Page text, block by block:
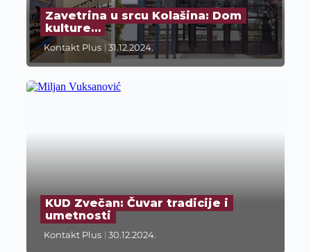
Zavetrina u srcu Kolašina: Dom
kulture…
Kontakt Plus 31.12.2024.
KUD Zvečan: Čuvar tradicije i
umetnosti
Kontakt Plus 30.12.2024.